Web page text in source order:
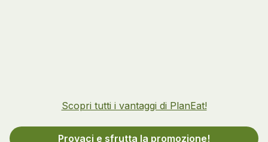
Scopri tutti i vantaggi di PlanEat!
Provaci e sfrutta la promozione!